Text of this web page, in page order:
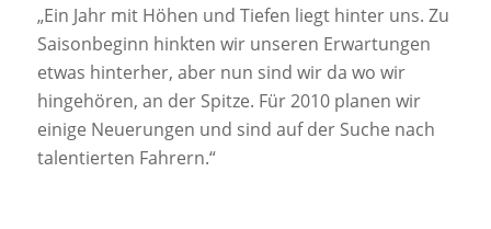
„Ein Jahr mit Höhen und Tiefen liegt hinter uns. Zu
Saisonbeginn hinkten wir unseren Erwartungen
etwas hinterher, aber nun sind wir da wo wir
hingehören, an der Spitze. Für 2010 planen wir
einige Neuerungen und sind auf der Suche nach
talentierten Fahrern.“